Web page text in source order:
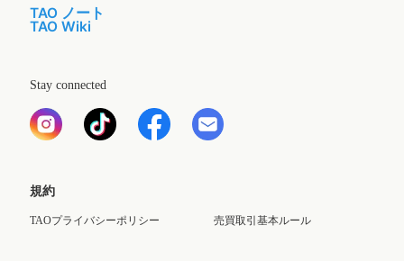
TAO ノート
TAO Wiki
Stay connected
規約
TAOプライバシーポリシー 売買取引基本ルール